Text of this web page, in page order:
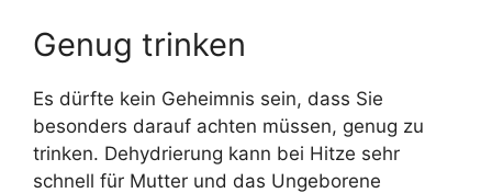
Genug trinken
Es dürfte kein Geheimnis sein, dass Sie
besonders darauf achten müssen, genug zu
trinken. Dehydrierung kann bei Hitze sehr
schnell für Mutter und das Ungeborene